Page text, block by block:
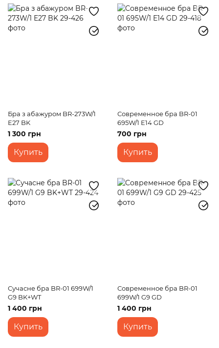
Бра з абажуром BR-273W/1
E27 BK
1 300 грн
Купить
Современное бра BR-01
695W/1 E14 GD
700 грн
Купить
Сучасне бра BR-01 699W/1
G9 BK+WT
1 400 грн
Купить
Современное бра BR-01
699W/1 G9 GD
1 400 грн
Купить